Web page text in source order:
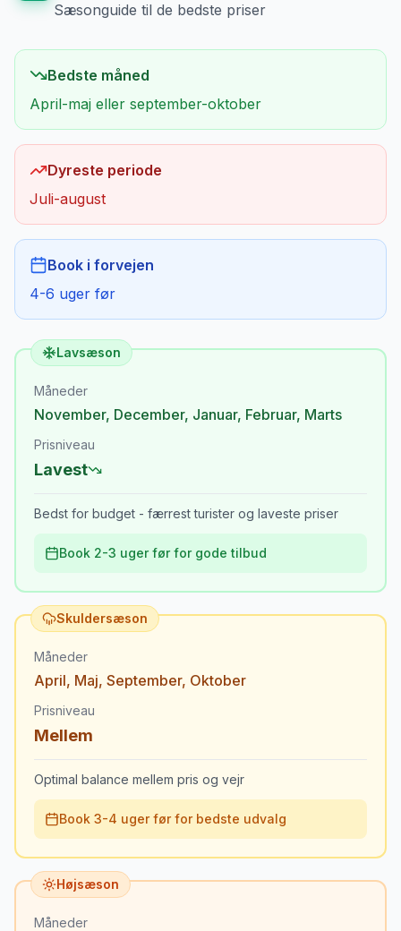
Sæsonguide til de bedste priser
Bedste måned
April-maj eller september-oktober
Dyreste periode
Juli-august
Book i forvejen
4-6 uger før
Lavsæson
Måneder
November, December, Januar, Februar, Marts
Prisniveau
Lavest
Bedst for budget - færrest turister og laveste priser
Book 2-3 uger før for gode tilbud
Skuldersæson
Måneder
April, Maj, September, Oktober
Prisniveau
Mellem
Optimal balance mellem pris og vejr
Book 3-4 uger før for bedste udvalg
Højsæson
Måneder